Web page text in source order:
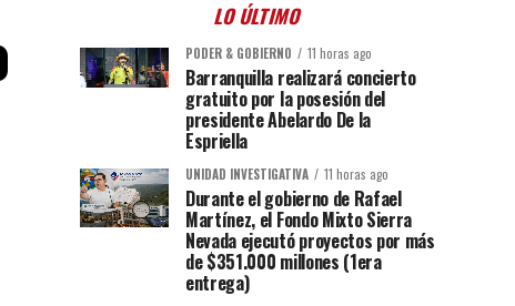
LO ÚLTIMO
PODER & GOBIERNO 11 horas ago
Barranquilla realizará concierto
gratuito por la posesión del
presidente Abelardo De la
Espriella
UNIDAD INVESTIGATIVA 11 horas ago
Durante el gobierno de Rafael
Martínez, el Fondo Mixto Sierra
Nevada ejecutó proyectos por más
de $351.000 millones (1era
entrega)